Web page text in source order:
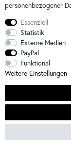
Alle Preise sind inkl. der
© 2026 Dorins
personenbezogener
Essenziell
Statistik
Externe Medien
PayPal
Funktional
Weitere Einstellungen